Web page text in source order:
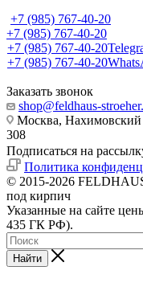
+7 (985) 767-40-20
+7 (985) 767-40-20
+7 (985) 767-40-20
+7 (985) 767-40-20
Заказать звонок
shop@feldhaus-
Москва, Нахимовский
308
Подписаться на
Политика
© 2015-2026
под кирпич
Указанные на сайте
435 ГК РФ).
Найти